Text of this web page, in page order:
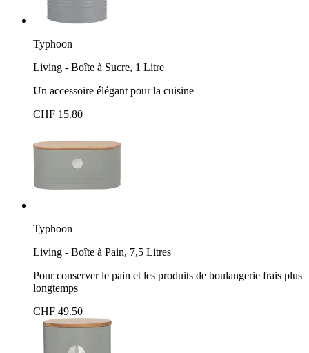
Typhoon
Living - Boîte à Sucre, 1 Litre
Un accessoire élégant pour la cuisine
CHF 15.80
Typhoon
Living - Boîte à Pain, 7,5 Litres
Pour conserver le pain et les produits de boulangerie frais plus
longtemps
CHF 49.50